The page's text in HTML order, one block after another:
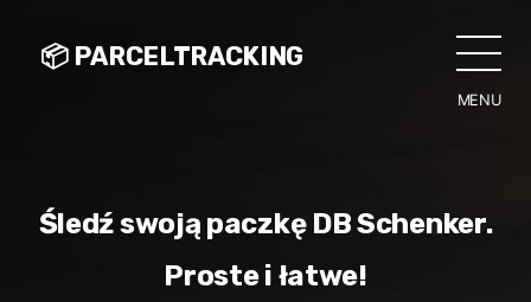
MENU
📦 PARCELTRACKING
Śledź swoją paczkę DB Schenker.
Proste i łatwe!